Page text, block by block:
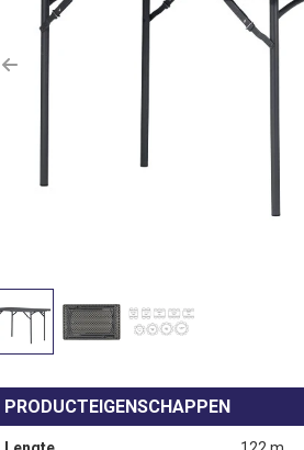
Previous
PRODUCTEIGENSCHAPPEN